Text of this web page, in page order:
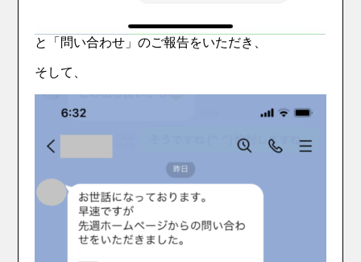
と「問い合わせ」のご報告をいただき、
そして、